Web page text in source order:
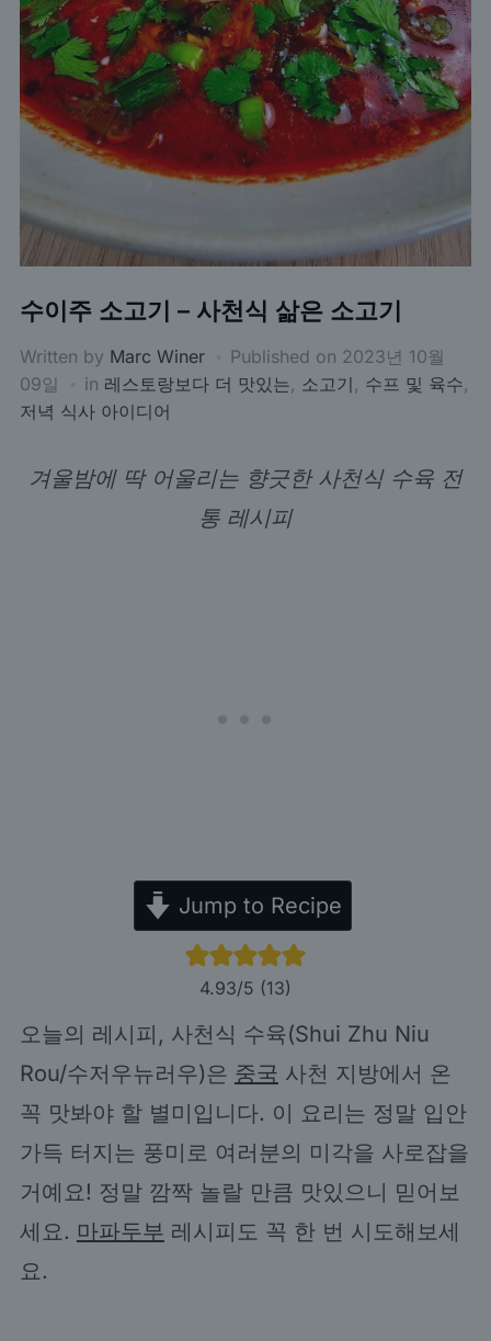
수이주 소고기 – 사천식 삶은 소고기
Written by Marc Winer Published on 2023년 10월
09일
in 레스토랑보다 더 맛있는, 소고기 , 수프 및 육수,
저녁 식사 아이디어
겨울밤에 딱 어울리는 향긋한 사천식 수육 전
통 레시피
Jump to Recipe
4.93/5 (13)
오늘의 레시피, 사천식 수육(Shui Zhu Niu
Rou/수저우뉴러우)은 중국 사천 지방에서 온
꼭 맛봐야 할 별미입니다. 이 요리는 정말 입안
가득 터지는 풍미로 여러분의 미각을 사로잡을
거예요! 정말 깜짝 놀랄 만큼 맛있으니 믿어보
세요. 마파두부 레시피도 꼭 한 번 시도해보세
요.